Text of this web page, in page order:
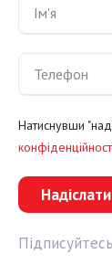
Натиснувши
Надіслати